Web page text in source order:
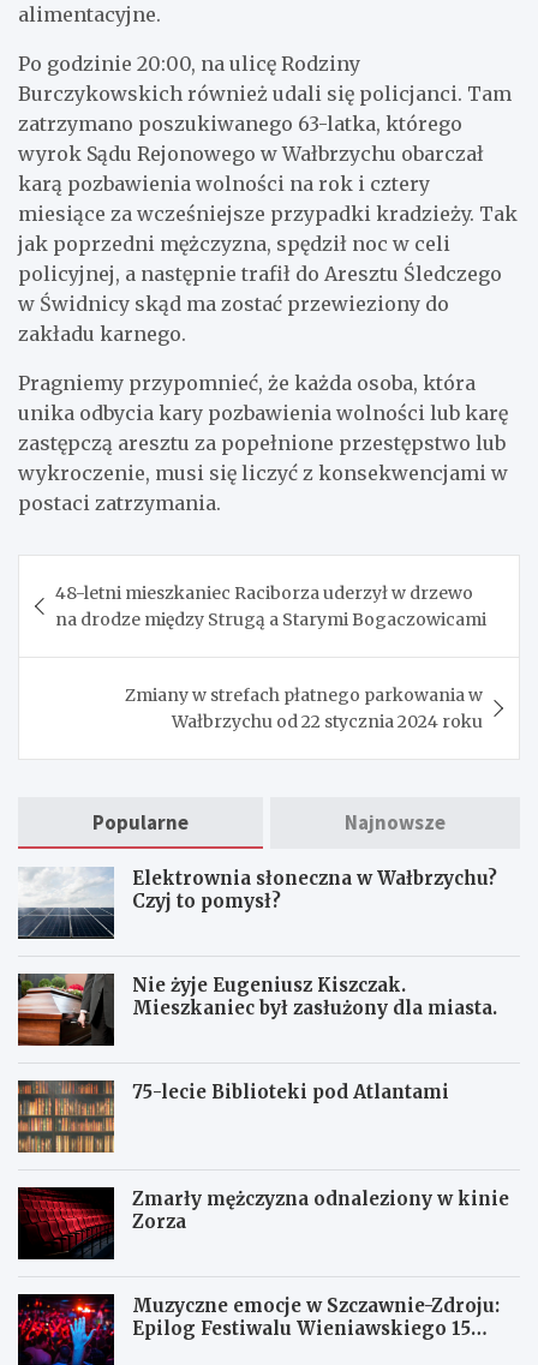
alimentacyjne.
Po godzinie 20:00, na ulicę Rodziny
Burczykowskich również udali się policjanci. Tam
zatrzymano poszukiwanego 63-latka, którego
wyrok Sądu Rejonowego w Wałbrzychu obarczał
karą pozbawienia wolności na rok i cztery
miesiące za wcześniejsze przypadki kradzieży. Tak
jak poprzedni mężczyzna, spędził noc w celi
policyjnej, a następnie trafił do Aresztu Śledczego
w Świdnicy skąd ma zostać przewieziony do
zakładu karnego.
Pragniemy przypomnieć, że każda osoba, która
unika odbycia kary pozbawienia wolności lub karę
zastępczą aresztu za popełnione przestępstwo lub
wykroczenie, musi się liczyć z konsekwencjami w
postaci zatrzymania.
wpisu
48-letni mieszkaniec Raciborza uderzył w drzewo
na drodze między Strugą a Starymi Bogaczowicami
Zmiany w strefach płatnego parkowania w
Wałbrzychu od 22 stycznia 2024 roku
Popularne Najnowsze
Elektrownia słoneczna w Wałbrzychu?
Czyj to pomysł?
Nie żyje Eugeniusz Kiszczak.
Mieszkaniec był zasłużony dla miasta.
75-lecie Biblioteki pod Atlantami
Zmarły mężczyzna odnaleziony w kinie
Zorza
Muzyczne emocje w Szczawnie-Zdroju:
Epilog Festiwalu Wieniawskiego 15